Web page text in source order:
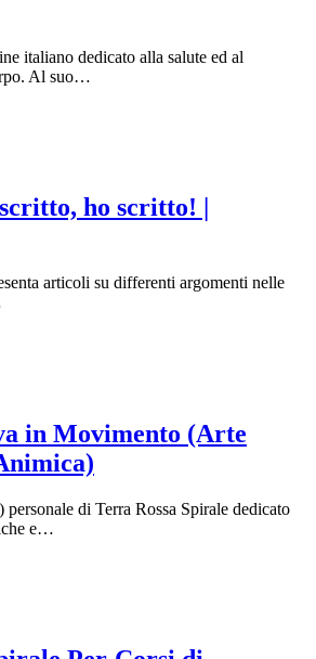
italiano dedicato alla salute ed al
Al suo…
ho scritto! |
articoli su differenti argomenti nelle
in Movimento (Arte
di Terra Rossa Spirale dedicato
e…